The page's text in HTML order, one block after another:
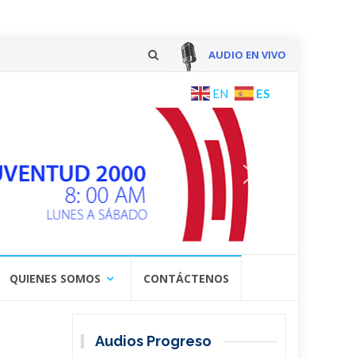
AUDIO EN VIVO
content
EN ES
QUIENES SOMOS CONTÁCTENOS
Audios Progreso